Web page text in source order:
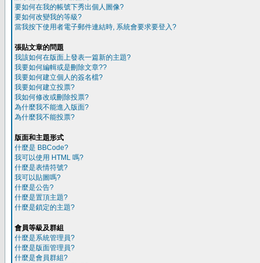
要如何在我的帳號下秀出個人圖像?
要如何改變我的等級?
當我按下使用者電子郵件連結時, 系統會要求要登入?
張貼文章的問題
我該如何在版面上發表一篇新的主題?
我要如何編輯或是刪除文章??
我要如何建立個人的簽名檔?
我要如何建立投票?
我如何修改或刪除投票?
為什麼我不能進入版面?
為什麼我不能投票?
版面和主題形式
什麼是 BBCode?
我可以使用 HTML 嗎?
什麼是表情符號?
我可以貼圖嗎?
什麼是公告?
什麼是置頂主題?
什麼是鎖定的主題?
會員等級及群組
什麼是系統管理員?
什麼是版面管理員?
什麼是會員群組?